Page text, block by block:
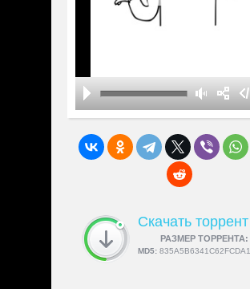
Скачать
РАЗМЕР ТОРРЕНТА:
СКАЧАЛИ:4189
MD5: